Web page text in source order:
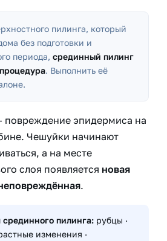
пилинга, который
без подготовки и
периода, срединный пилинг
. Выполнить её
повреждение эпидермиса на
Чешуйки начинают
а на месте
слоя появляется новая
.
пилинга: рубцы ·
изменения ·